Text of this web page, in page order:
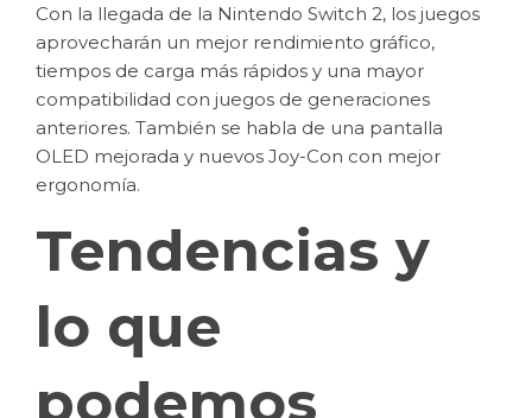
Con la llegada de la Nintendo Switch 2, los juegos
aprovecharán un mejor rendimiento gráfico,
tiempos de carga más rápidos y una mayor
compatibilidad con juegos de generaciones
anteriores. También se habla de una pantalla
OLED mejorada y nuevos Joy-Con con mejor
ergonomía.
Tendencias y
lo que
podemos